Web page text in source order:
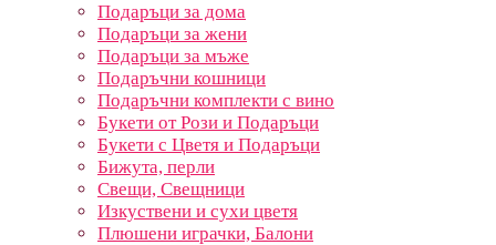
Подаръци за дома
Подаръци за жени
Подаръци за мъже
Подаръчни кошници
Подаръчни комплекти с вино
Букети от Рози и Подаръци
Букети с Цветя и Подаръци
Бижута, перли
Свещи, Свещници
Изкуствени и сухи цветя
Плюшени играчки, Балони